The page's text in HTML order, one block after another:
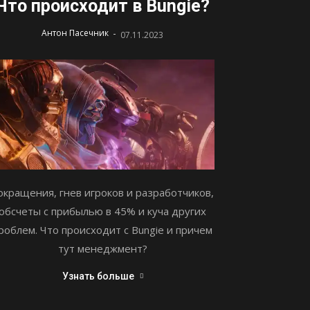
происходит в Bungie?
Антон Пасечник - 07.11.2023
гнев игроков и разработчиков,
с прибылью в 45% и куча других
Что происходит с Bungie и причем
тут менеджмент?
Узнать больше